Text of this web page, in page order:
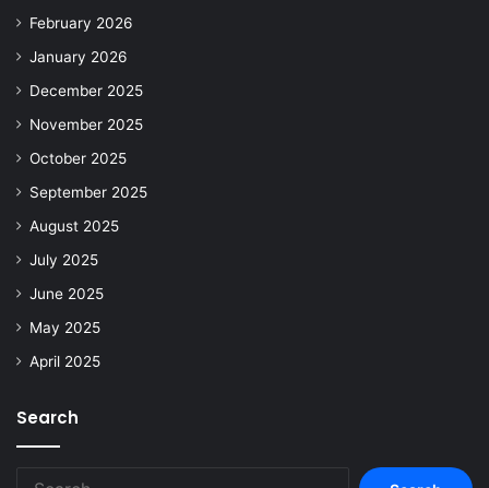
February 2026
January 2026
December 2025
November 2025
October 2025
September 2025
August 2025
July 2025
June 2025
May 2025
April 2025
Search